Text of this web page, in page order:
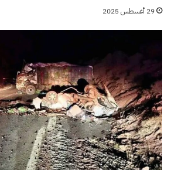
29 أغسطس 2025